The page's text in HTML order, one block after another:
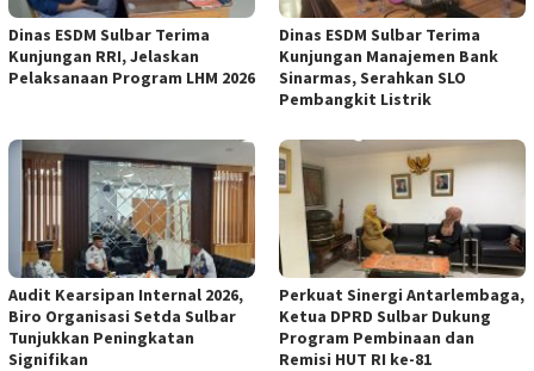
Dinas ESDM Sulbar Terima
Kunjungan RRI, Jelaskan
Pelaksanaan Program LHM 2026
Dinas ESDM Sulbar Terima
Kunjungan Manajemen Bank
Sinarmas, Serahkan SLO
Pembangkit Listrik
Audit Kearsipan Internal 2026,
Biro Organisasi Setda Sulbar
Tunjukkan Peningkatan
Signifikan
Perkuat Sinergi Antarlembaga,
Ketua DPRD Sulbar Dukung
Program Pembinaan dan
Remisi HUT RI ke-81